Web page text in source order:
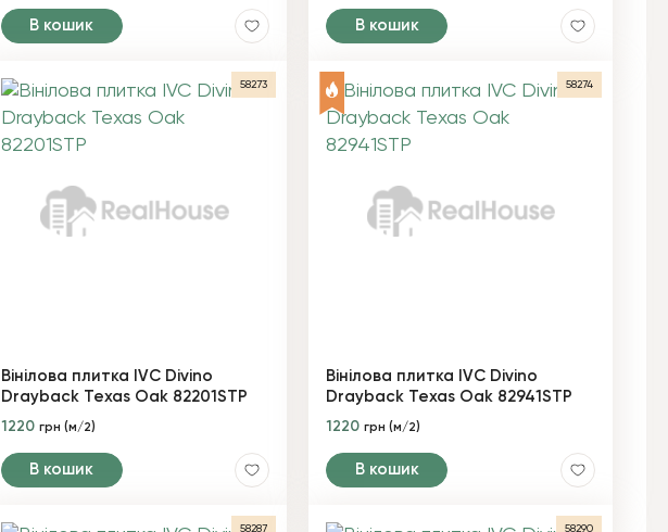
В кошик В кошик
58273
Вінілова плитка IVC Divino
Drayback Texas Oak 82201STP
1220 грн (м/2)
В кошик
58274
Вінілова плитка IVC Divino
Drayback Texas Oak 82941STP
1220грн (м/2)
В кошик
58287 58290